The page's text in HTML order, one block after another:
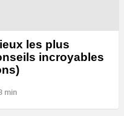
les plus
incroyables
min